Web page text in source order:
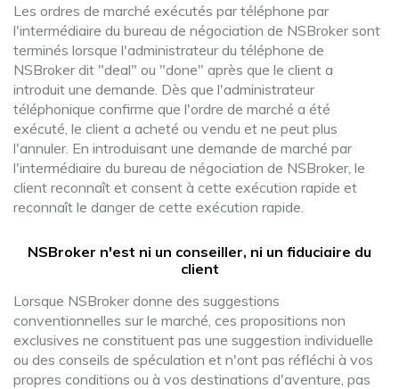
Les ordres de marché exécutés par téléphone par
l'intermédiaire du bureau de négociation de NSBroker sont
terminés lorsque l'administrateur du téléphone de
NSBroker dit "deal" ou "done" après que le client a
introduit une demande. Dès que l'administrateur
téléphonique confirme que l'ordre de marché a été
exécuté, le client a acheté ou vendu et ne peut plus
l'annuler. En introduisant une demande de marché par
l'intermédiaire du bureau de négociation de NSBroker, le
client reconnaît et consent à cette exécution rapide et
reconnaît le danger de cette exécution rapide.
NSBroker n'est ni un conseiller, ni un fiduciaire du
client
Lorsque NSBroker donne des suggestions
conventionnelles sur le marché, ces propositions non
exclusives ne constituent pas une suggestion individuelle
ou des conseils de spéculation et n'ont pas réfléchi à vos
propres conditions ou à vos destinations d'aventure, pas